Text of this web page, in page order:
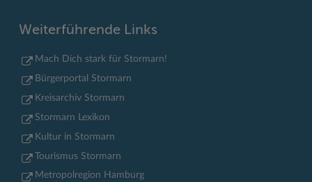
Weiterführende Links
Mach Dich stark für Stormarn!
Bürgerportal Stormarn
Kreisarchiv Stormarn
Stormarn Lexikon
Kultur in Stormarn
Tourismus Stormarn
Metropolregion Hamburg